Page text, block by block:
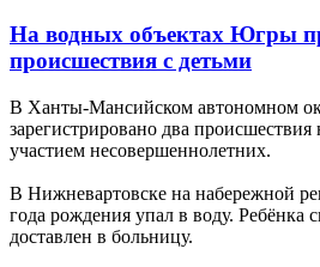
На водных объектах Югры
происшествия с детьми
В Ханты-Мансийском автономном
зарегистрировано два
участием несовершеннолетних.
В Нижневартовске на набережной
года рождения упал в воду. Ребёнка
доставлен в больницу.